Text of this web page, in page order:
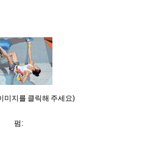
미지를 클릭해 주세요)
펌: